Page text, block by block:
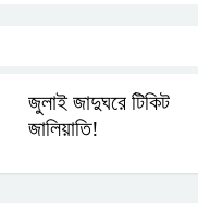
জুলাই জাদুঘরে টিকিট
জালিয়াতি!